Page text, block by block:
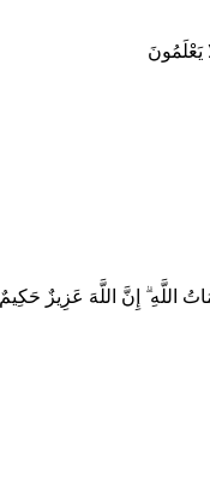
يَعْلَمُونَ
اللَّهِ ۗ إِنَّ اللَّهَ عَزِيزٌ حَكِيمٌ